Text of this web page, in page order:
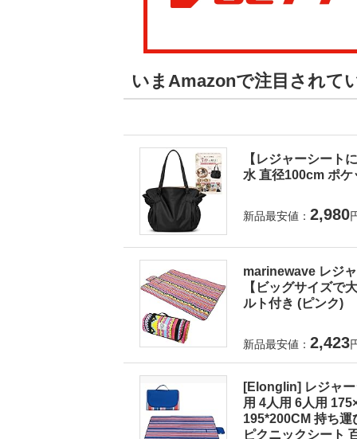
いまAmazonで注目されて
【レジャーシート
水 直径100cm ポ
新品最安値： 2,980
marinewave レジ
【ビッグサイズで
ルト付き (ピンク)
新品最安値： 2,423
[Elonglin] レジャ
用 4人用 6人用
195*200CM 持ち運
ピクニックシート